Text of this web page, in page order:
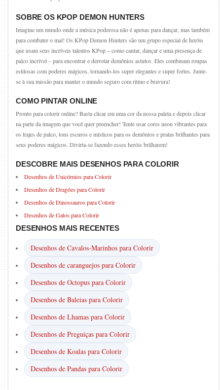
SOBRE OS KPOP DEMON HUNTERS
Imagine um mundo onde a música poderosa não é apenas para dançar, mas também
para combater o mal! Os KPop Demon Hunters são um grupo especial de heróis
que usam seus incríveis talentos KPop – como cantar, dançar e uma presença de
palco incrível – para encontrar e derrotar demônios astutos. Eles combinam roupas
estilosas com poderes mágicos, tornando-los super elegantes e super fortes. Junte-
se à sua missão para manter o mundo seguro com ritmo e bravura!
COMO PINTAR ONLINE
Pronto para colorir online? Basta clicar em uma cor da nossa paleta e depois clicar
na parte da imagem que você quer preencher! Tente usar cores neon vibrantes para
os trajes de palco, tons escuros e místicos para os demônios e pratas brilhantes para
seus poderes mágicos. Divirta-se fazendo esses heróis brilharem!
DESCOBRE MAIS DESENHOS PARA COLORIR
Desenhos de Unicórnios para Colorir
Desenhos de Dragões para Colorir
Desenhos de Dinossauros para Colorir
Desenhos de Gatos para Colorir
DESENHOS MAIS RECENTES
Desenhos de Cavalos-Marinhos para Colorir
Desenhos de caranguejos para Colorir
Desenhos de Octopus para Colorir
Desenhos de Baleias para Colorir
Desenhos de Lhamas para Colorir
Desenhos de Preguiças para Colorir
Desenhos de Koalas para Colorir
Desenhos de Pandas para Colorir